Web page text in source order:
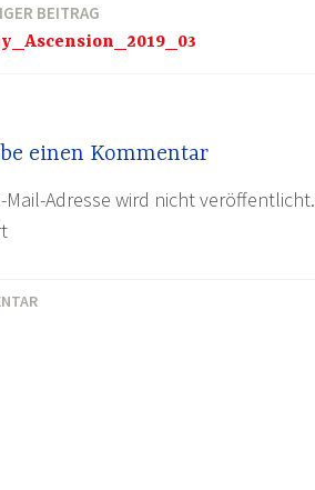
BEITRAG
einen Kommentar
Mail-Adresse wird nicht veröffentlicht.